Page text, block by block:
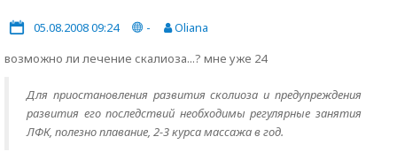
05.08.2008 09:24 -
Oliana
возможно ли лечение скалиоза...? мне уже 24
Для приостановления развития сколиоза и предупреждения
развития его последствий необходимы регулярные занятия
ЛФК, полезно плавание, 2-3 курса массажа в год.